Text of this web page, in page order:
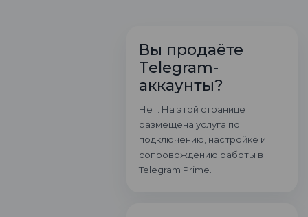
Вы продаёте
Telegram-
аккаунты?
Нет. На этой странице
размещена услуга по
подключению, настройке и
сопровождению работы в
Telegram Prime.